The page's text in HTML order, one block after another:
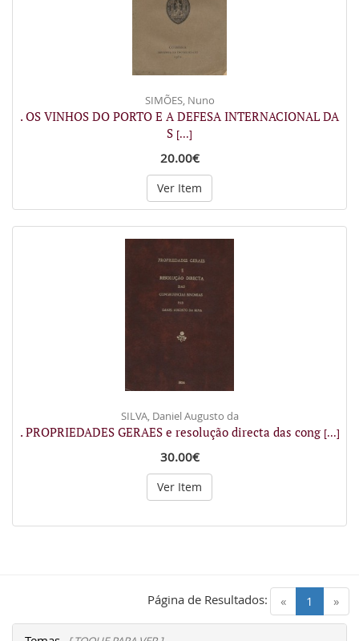
SIMÕES, Nuno
. OS VINHOS DO PORTO E A DEFESA INTERNACIONAL DA
S [...]
20.00€
Ver Item
SILVA, Daniel Augusto da
. PROPRIEDADES GERAES e resolução directa das cong [...]
30.00€
Ver Item
« 1 (current)
»
Página de Resultados: